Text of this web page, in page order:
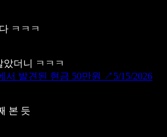
ㅋㅋㅋ
았더니 ㅋㅋㅋ
서 발견된 현금 50만원 ↗ 5/15/2026
본 듯